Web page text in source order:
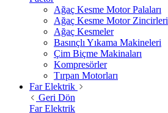
Ağaç Kesme Motor Palaları
Ağaç Kesme Motor Zincirleri
Ağaç Kesmeler
Basınçlı Yıkama Makineleri
Çim Biçme Makinaları
Kompresörler
Tırpan Motorları
Far Elektrik
Geri Dön
Far Elektrik